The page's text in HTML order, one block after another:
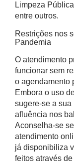
Limpeza
entre outros.
Restrições nos
Pandemia
O atendimento
funcionar sem
o agendamento
Embora o uso
sugere-se a
afluência nos
Aconselha-se
atendimento
já disponibiliza
feitos através